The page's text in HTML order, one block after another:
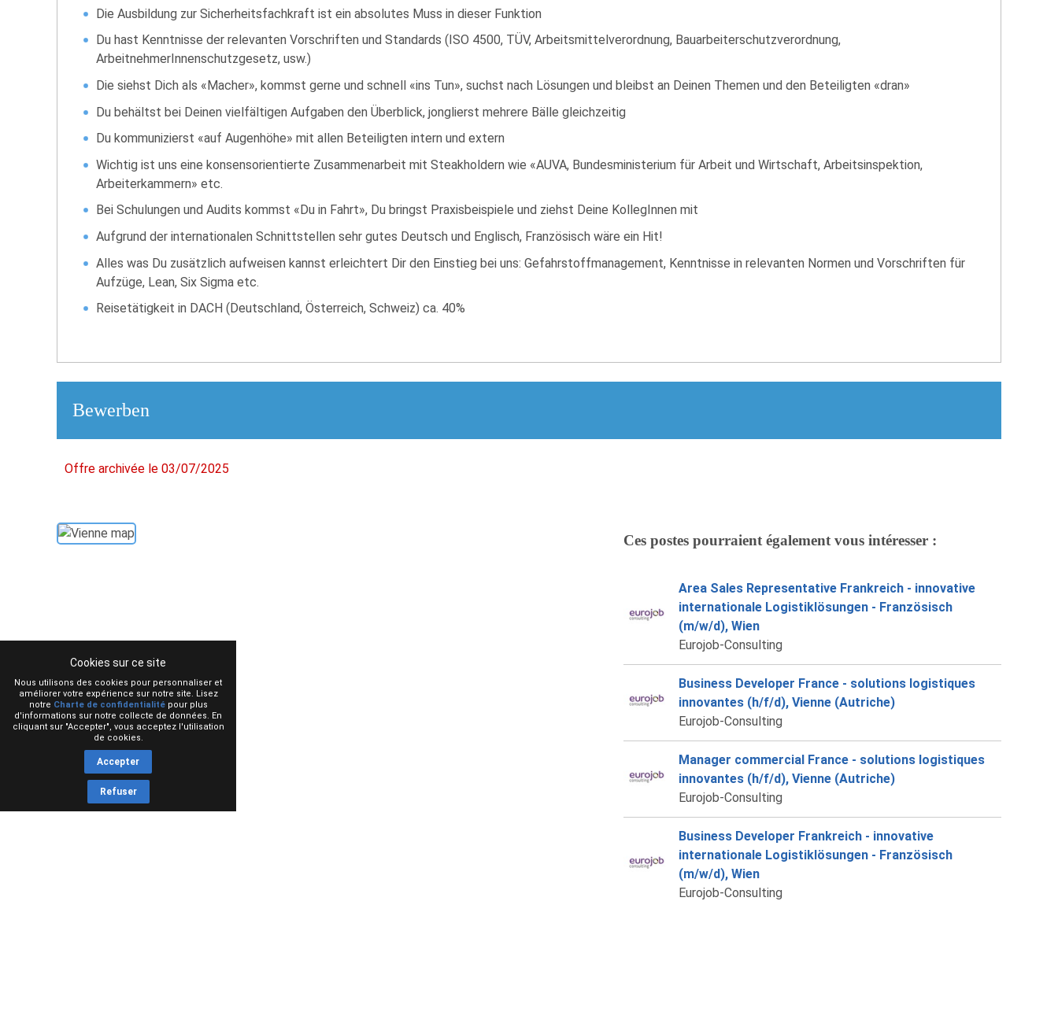
Die Ausbildung zur Sicherheitsfachkraft ist ein absolutes Muss in dieser Funktion
Du hast Kenntnisse der relevanten Vorschriften und Standards (ISO 4500, TÜV, Arbeitsmittelverordnung, Bauarbeiterschutzverordnung,
ArbeitnehmerInnenschutzgesetz, usw.)
Die siehst Dich als «Macher», kommst gerne und schnell «ins Tun», suchst nach Lösungen und bleibst an Deinen Themen und den Beteiligten «dran»
Du behältst bei Deinen vielfältigen Aufgaben den Überblick, jonglierst mehrere Bälle gleichzeitig
Du kommunizierst «auf Augenhöhe» mit allen Beteiligten intern und extern
Wichtig ist uns eine konsensorientierte Zusammenarbeit mit Steakholdern wie «AUVA, Bundesministerium für Arbeit und Wirtschaft, Arbeitsinspektion,
Arbeiterkammern» etc.
Bei Schulungen und Audits kommst «Du in Fahrt», Du bringst Praxisbeispiele und ziehst Deine KollegInnen mit
Aufgrund der internationalen Schnittstellen sehr gutes Deutsch und Englisch, Französisch wäre ein Hit!
Alles was Du zusätzlich aufweisen kannst erleichtert Dir den Einstieg bei uns: Gefahrstoffmanagement, Kenntnisse in relevanten Normen und Vorschriften für
Aufzüge, Lean, Six Sigma etc.
Reisetätigkeit in DACH (Deutschland, Österreich, Schweiz) ca. 40%
Bewerben
Offre archivée le 03/07/2025
Ces postes pourraient également vous intéresser :
Area Sales Representative Frankreich - innovative
internationale Logistiklösungen - Französisch
(m/w/d), Wien
Eurojob-Consulting
Business Developer France - solutions logistiques
innovantes (h/f/d), Vienne (Autriche)
Eurojob-Consulting
Manager commercial France - solutions logistiques
innovantes (h/f/d), Vienne (Autriche)
Eurojob-Consulting
Business Developer Frankreich - innovative
internationale Logistiklösungen - Französisch
(m/w/d), Wien
Eurojob-Consulting
Cookies sur ce site
Nous utilisons des cookies pour personnaliser et
améliorer votre expérience sur notre site. Lisez
notre Charte de confidentialitépour plus
d'informations sur notre collecte de données. En
cliquant sur "Accepter", vous acceptez l'utilisation
de cookies.
Accepter
Refuser